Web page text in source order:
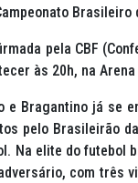
Brasileiro
pela CBF
às 20h, na
e Bragantino já se
pelo Brasileirão
Na elite do futebol
com três